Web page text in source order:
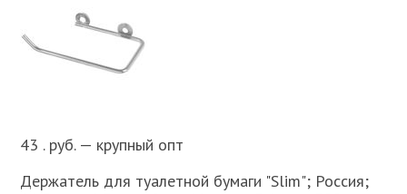
43 . руб. — крупный опт
Держатель для туалетной бумаги "Slim"; Россия;